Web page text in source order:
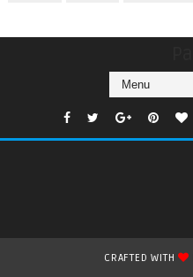
CRAFTED WITH